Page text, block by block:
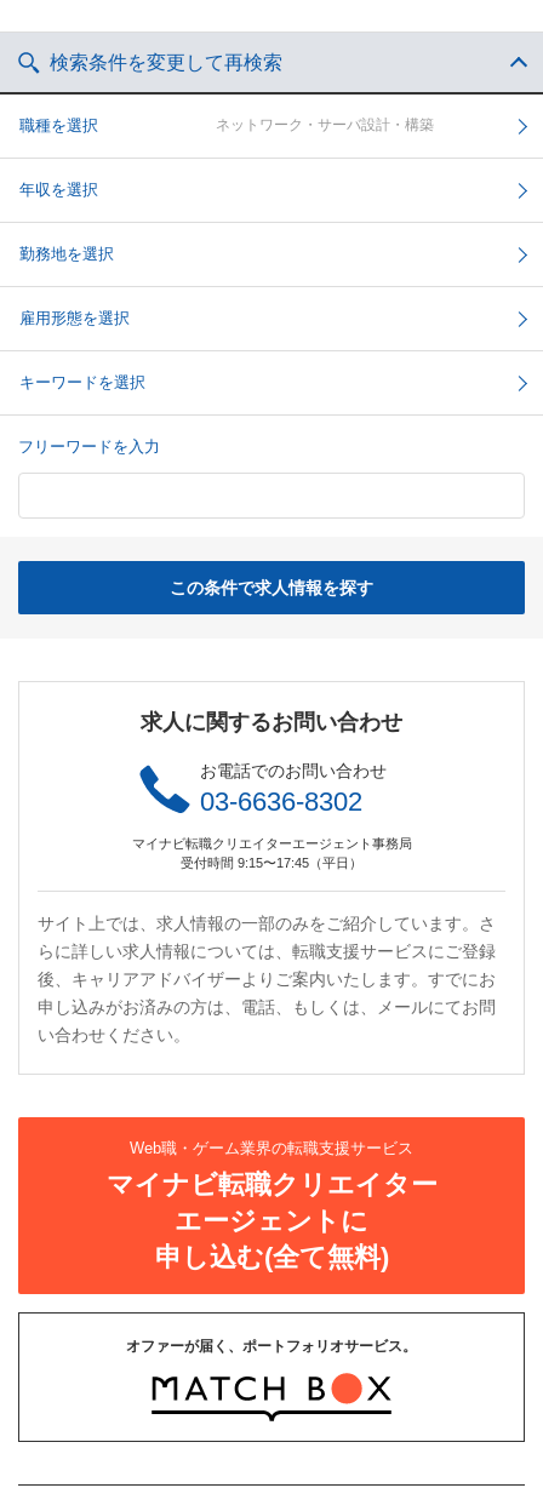
検索条件を変更して再検索
職種を選択 ネットワーク・サーバ設計・構築
年収を選択
勤務地を選択
雇用形態を選択
キーワードを選択
フリーワードを入力
この条件で求人情報を探す
求人に関するお問い合わせ
お電話でのお問い合わせ
03-6636-8302
マイナビ転職クリエイターエージェント事務局
受付時間 9:15〜17:45（平日）
サイト上では、求人情報の一部のみをご紹介しています。さ
らに詳しい求人情報については、転職支援サービスにご登録
後、キャリアアドバイザーよりご案内いたします。すでにお
申し込みがお済みの方は、電話、もしくは、メールにてお問
い合わせください。
Web職・ゲーム業界の転職支援サービス
マイナビ転職クリエイター
エージェントに
申し込む(全て無料)
オファーが届く、ポートフォリオサービス。